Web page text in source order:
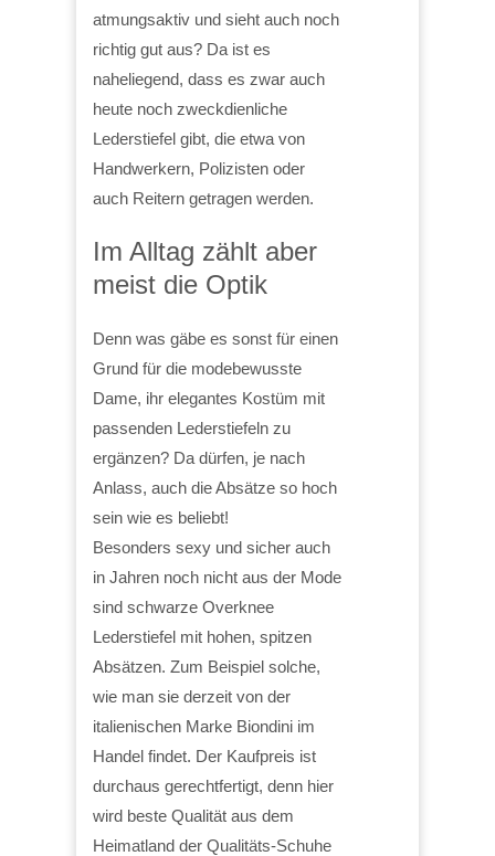
atmungsaktiv und sieht auch noch
richtig gut aus? Da ist es
naheliegend, dass es zwar auch
heute noch zweckdienliche
Lederstiefel gibt, die etwa von
Handwerkern, Polizisten oder
auch Reitern getragen werden.
Im Alltag zählt aber
meist die Optik
Denn was gäbe es sonst für einen
Grund für die modebewusste
Dame, ihr elegantes Kostüm mit
passenden Lederstiefeln zu
ergänzen? Da dürfen, je nach
Anlass, auch die Absätze so hoch
sein wie es beliebt!
Besonders sexy und sicher auch
in Jahren noch nicht aus der Mode
sind schwarze Overknee
Lederstiefel mit hohen, spitzen
Absätzen. Zum Beispiel solche,
wie man sie derzeit von der
italienischen Marke Biondini im
Handel findet. Der Kaufpreis ist
durchaus gerechtfertigt, denn hier
wird beste Qualität aus dem
Heimatland der Qualitäts-Schuhe